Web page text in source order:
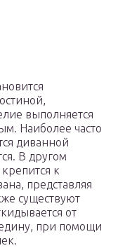
выполняется
Наиболее часто
диванной
В другом
к
представляя
существуют
от
при помощи